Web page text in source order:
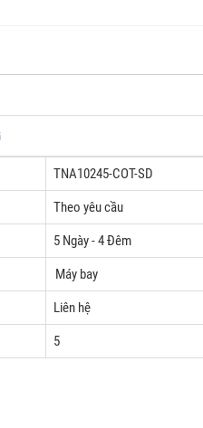
TNA10245-COT-SD
Theo yêu cầu
5 Ngày - 4 Đêm
Máy bay
Liên hệ
5